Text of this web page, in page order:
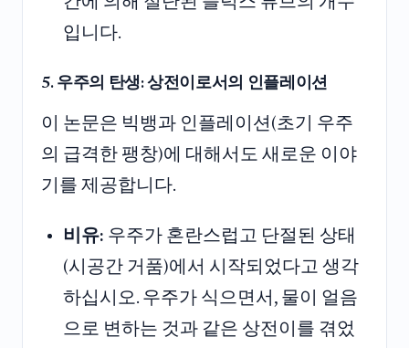
입니다.
5. 우주의 탄생: 상전이로서의 인플레이션
이 논문은 빅뱅과 인플레이션(초기 우주
의 급격한 팽창)에 대해서도 새로운 이야
기를 제공합니다.
비유: 우주가 혼란스럽고 단절된 상태
(시공간 거품)에서 시작되었다고 생각
하십시오. 우주가 식으면서, 물이 얼음
으로 변하는 것과 같은 상전이를 겪었